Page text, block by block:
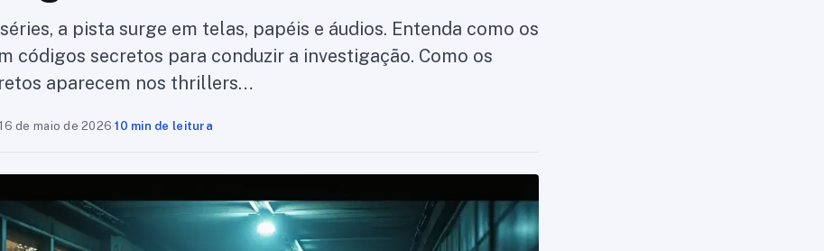
a pista surge em telas, papéis e áudios. Entenda como os
códigos secretos para conduzir a investigação. Como os
aparecem nos thrillers…
16 de maio de 2026·10 min de leitura